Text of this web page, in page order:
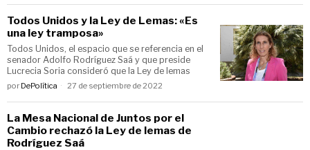
Todos Unidos y la Ley de Lemas: «Es
una ley tramposa»
Todos Unidos, el espacio que se referencia en el
senador Adolfo Rodríguez Saá y que preside
Lucrecia Soria consideró que la Ley de lemas
por DePolítica 27 de septiembre de 2022
La Mesa Nacional de Juntos por el
Cambio rechazó la Ley de lemas de
Rodríguez Saá